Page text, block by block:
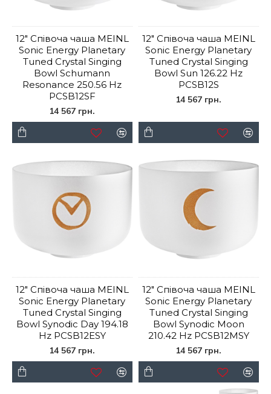
12" Співоча чаша MEINL
Sonic Energy Planetary
Tuned Crystal Singing
Bowl Schumann
Resonance 250.56 Hz
PCSB12SF
14 567 грн.
12" Співоча чаша MEINL
Sonic Energy Planetary
Tuned Crystal Singing
Bowl Sun 126.22 Hz
PCSB12S
14 567 грн.
12" Співоча чаша MEINL
Sonic Energy Planetary
Tuned Crystal Singing
Bowl Synodic Day 194.18
Hz PCSB12ESY
14 567 грн.
12" Співоча чаша MEINL
Sonic Energy Planetary
Tuned Crystal Singing
Bowl Synodic Moon
210.42 Hz PCSB12MSY
14 567 грн.